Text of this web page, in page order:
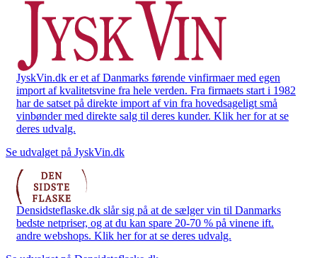
JyskVin.dk er et af Danmarks førende vinfirmaer med egen
import af kvalitetsvine fra hele verden. Fra firmaets start i 1982
har de satset på direkte import af vin fra hovedsageligt små
vinbønder med direkte salg til deres kunder. Klik her for at se
deres udvalg.
Se udvalget på JyskVin.dk
Densidsteflaske.dk slår sig på at de sælger vin til Danmarks
bedste netpriser, og at du kan spare 20-70 % på vinene ift.
andre webshops. Klik her for at se deres udvalg.